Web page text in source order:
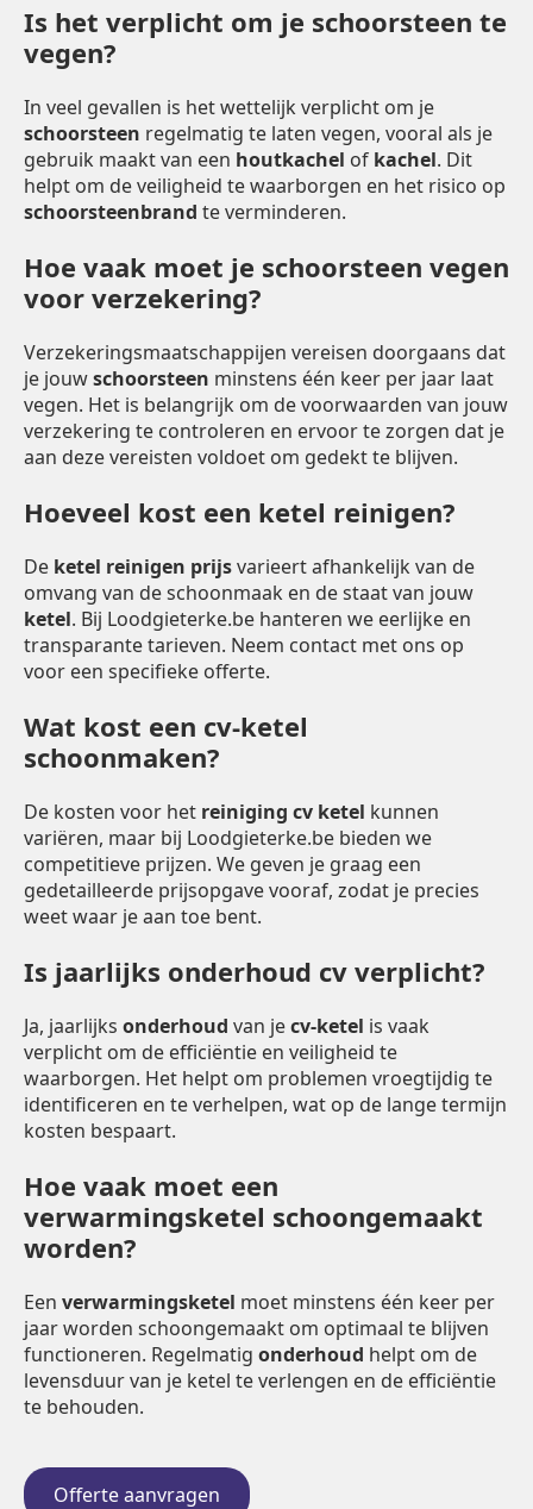
Is het verplicht om je schoorsteen te
vegen?
In veel gevallen is het wettelijk verplicht om je
schoorsteen regelmatig te laten vegen, vooral als je
gebruik maakt van een houtkachel of kachel. Dit
helpt om de veiligheid te waarborgen en het risico op
schoorsteenbrand te verminderen.
Hoe vaak moet je schoorsteen vegen
voor verzekering?
Verzekeringsmaatschappijen vereisen doorgaans dat
je jouwschoorsteen minstens één keer per jaar laat
vegen. Het is belangrijk om de voorwaarden van jouw
verzekering te controleren en ervoor te zorgen dat je
aan deze vereisten voldoet om gedekt te blijven.
Hoeveel kost een ketel reinigen?
De ketel reinigen prijsvarieert afhankelijk van de
omvang van de schoonmaak en de staat van jouw
ketel. Bij Loodgieterke.be hanteren we eerlijke en
transparante tarieven. Neem contact met ons op
voor een specifieke offerte.
Wat kost een cv-ketel
schoonmaken?
De kosten voor het reiniging cv ketel kunnen
variëren, maar bij Loodgieterke.be bieden we
competitieve prijzen. We geven je graag een
gedetailleerde prijsopgave vooraf, zodat je precies
weet waar je aan toe bent.
Is jaarlijks onderhoud cv verplicht?
Ja, jaarlijks onderhoud van jecv-ketel is vaak
verplicht om de efficiëntie en veiligheid te
waarborgen. Het helpt om problemen vroegtijdig te
identificeren en te verhelpen, wat op de lange termijn
kosten bespaart.
Hoe vaak moet een
verwarmingsketel schoongemaakt
worden?
Een verwarmingsketel moet minstens één keer per
jaar worden schoongemaakt om optimaal te blijven
functioneren. Regelmatig onderhoud helpt om de
levensduur van je ketel te verlengen en de efficiëntie
te behouden.
Offerte aanvragen